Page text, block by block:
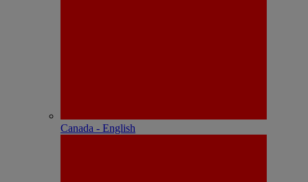
Canada - English